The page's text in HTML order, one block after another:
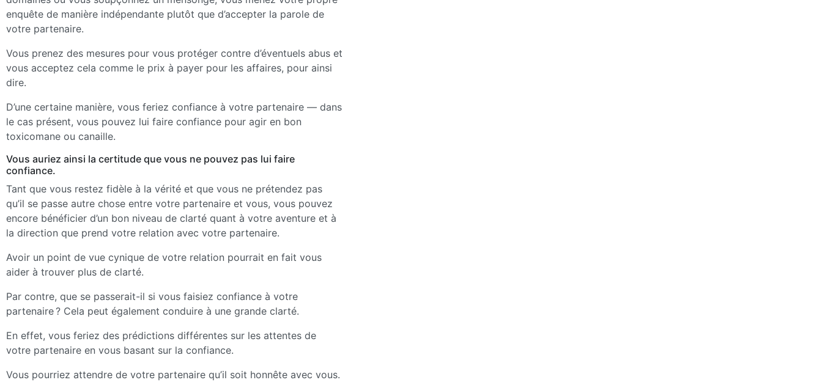
enquête de manière indépendante plutôt que d’accepter la parole de
votre partenaire.
Vous prenez des mesures pour vous protéger contre d’éventuels abus et
vous acceptez cela comme le prix à payer pour les affaires, pour ainsi
dire.
D’une certaine manière, vous feriez confiance à votre partenaire — dans
le cas présent, vous pouvez lui faire confiance pour agir en bon
toxicomane ou canaille.
Vous auriez ainsi la certitude que vous ne pouvez pas lui faire
confiance.
Tant que vous restez fidèle à la vérité et que vous ne prétendez pas
qu’il se passe autre chose entre votre partenaire et vous, vous pouvez
encore bénéficier d’un bon niveau de clarté quant à votre aventure et à
la direction que prend votre relation avec votre partenaire.
Avoir un point de vue cynique de votre relation pourrait en fait vous
aider à trouver plus de clarté.
Par contre, que se passerait-il si vous faisiez confiance à votre
partenaire ? Cela peut également conduire à une grande clarté.
En effet, vous feriez des prédictions différentes sur les attentes de
votre partenaire en vous basant sur la confiance.
Vous pourriez attendre de votre partenaire qu’il soit honnête avec vous.